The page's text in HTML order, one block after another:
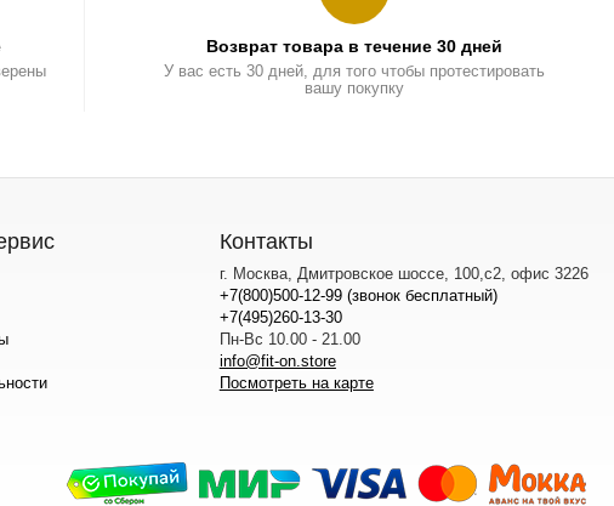
Возврат товара в течение 30 дней
У вас есть 30 дней, для того чтобы протестировать
вашу покупку
Контакты
г. Москва, Дмитровское шоссе, 100,с2, офис 3226
+7(800)500-12-99 (звонок бесплатный)
+7(495)260-13-30
Пн-Вс 10.00 - 21.00
info@fit-on.store
Посмотреть на карте